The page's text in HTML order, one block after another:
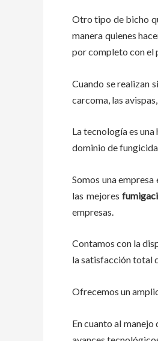
Otro tipo de bicho
manera quienes
por completo con el
Cuando se realizan
carcoma, las
La tecnología es
dominio de
Somos una
las mejores
empresas.
Contamos con la
la satisfacción total
Ofrecemos un
En cuanto al manejo